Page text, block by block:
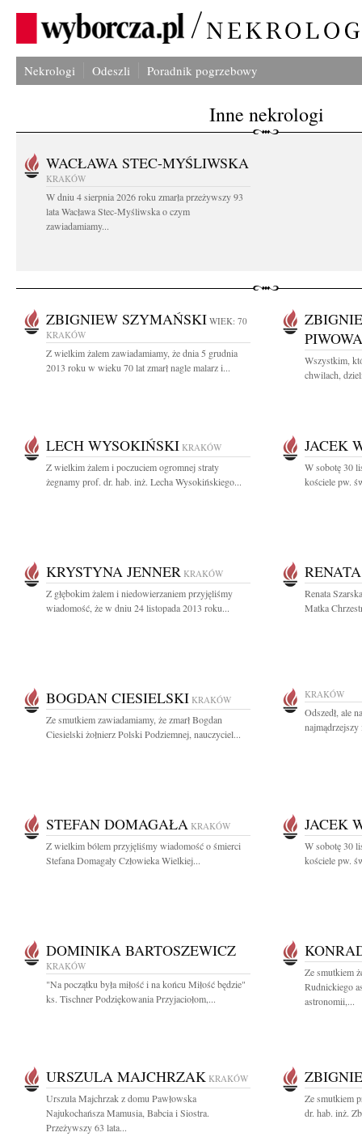
Nekrologi Odeszli Poradnik pogrzebowy
Inne nekrologi
WACŁAWA STEC-MYŚLIWSKA
KRAKÓW
W dniu 4 sierpnia 2026 roku zmarła przeżywszy 93
lata Wacława Stec-Myśliwska o czym
zawiadamiamy...
ZBIGNIEW SZYMAŃSKI WIEK: 70
KRAKÓW
Z wielkim żalem zawiadamiamy, że dnia 5 grudnia
2013 roku w wieku 70 lat zmarł nagle malarz i...
Wszystkim,
chwilach,
LECH WYSOKIŃSKI KRAKÓW
Z wielkim żalem i poczuciem ogromnej straty
żegnamy prof. dr. hab. inż. Lecha Wysokińskiego...
JACEK
W sobotę 30
kościele pw.
KRYSTYNA JENNER KRAKÓW
Z głębokim żalem i niedowierzaniem przyjęliśmy
wiadomość, że w dniu 24 listopada 2013 roku...
Renata
Matka
BOGDAN CIESIELSKI KRAKÓW
Ze smutkiem zawiadamiamy, że zmarł Bogdan
Ciesielski żołnierz Polski Podziemnej, nauczyciel...
KRAKÓW
Odszedł, ale
STEFAN DOMAGAŁA KRAKÓW
Z wielkim bólem przyjęliśmy wiadomość o śmierci
Stefana Domagały Człowieka Wielkiej...
JACEK
W sobotę 30
kościele pw.
DOMINIKA BARTOSZEWICZ
KRAKÓW
"Na początku była miłość i na końcu Miłość będzie"
ks. Tischner Podziękowania Przyjaciołom,...
Ze smutkiem
Rudnickiego
astronomii,...
URSZULA MAJCHRZAK KRAKÓW
Urszula Majchrzak z domu Pawłowska
Najukochańsza Mamusia, Babcia i Siostra.
Przeżywszy 63 lata...
Ze smutkiem
dr. hab. inż.